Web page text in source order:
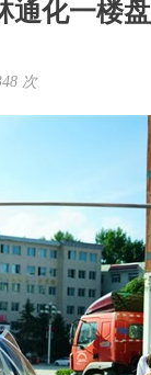
通化一楼盘
次